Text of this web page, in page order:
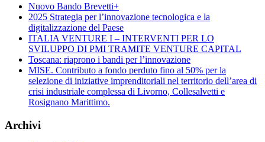
Nuovo Bando Brevetti+
2025 Strategia per l’innovazione tecnologica e la
digitalizzazione del Paese
ITALIA VENTURE I – INTERVENTI PER LO
SVILUPPO DI PMI TRAMITE VENTURE CAPITAL
Toscana: riaprono i bandi per l’innovazione
MISE. Contributo a fondo perduto fino al 50% per la
selezione di iniziative imprenditoriali nel territorio dell’area di
crisi industriale complessa di Livorno, Collesalvetti e
Rosignano Marittimo.
Archivi